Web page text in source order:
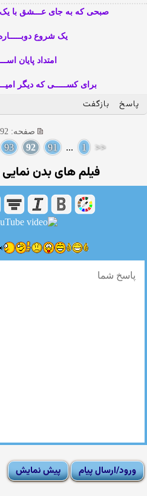
صبحی که به جای عـــشق با
یک شروع
امتداد پایان
برای کســـــی که دیگر
پاسخ بازگفت
صفحه: 92 / 469
<<
1
...
91
92
93
فیلم های بدن نمایی